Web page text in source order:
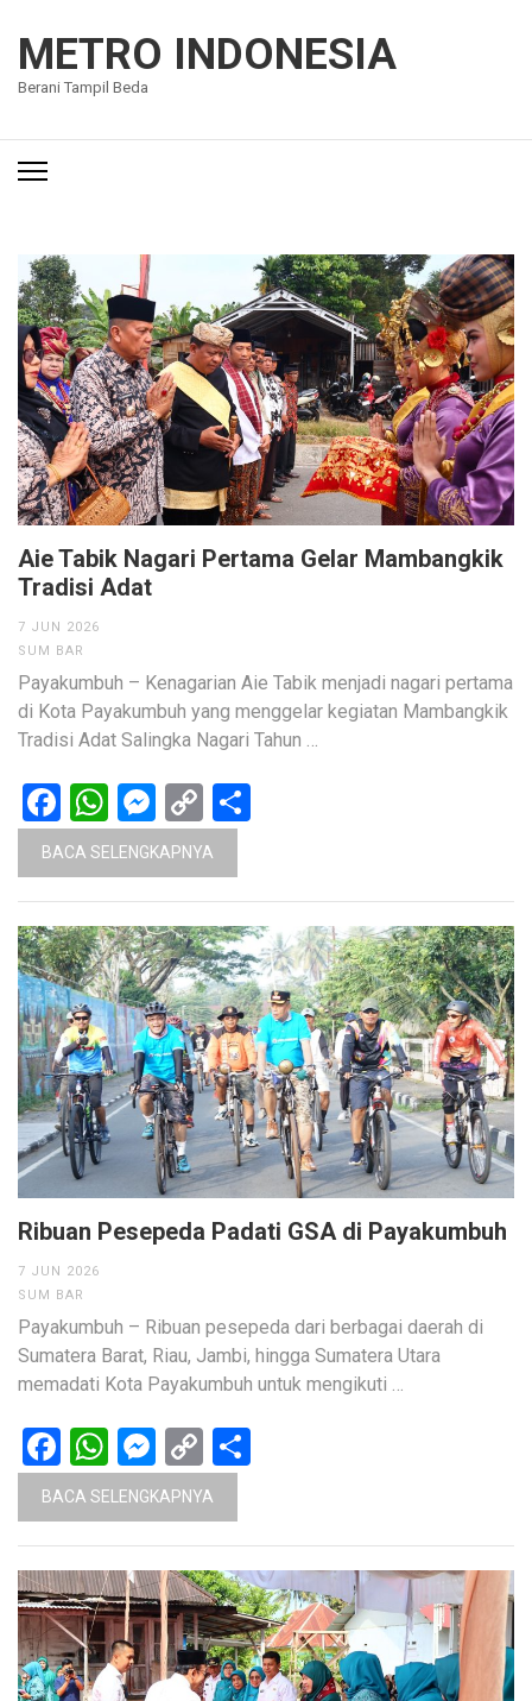
konten
(Tekan
METRO INDONESIA
Berani Tampil Beda
Aie Tabik Nagari Pertama Gelar Mambangkik
Tradisi Adat
7 JUN 2026
SUM BAR
Payakumbuh – Kenagarian Aie Tabik menjadi nagari pertama
di Kota Payakumbuh yang menggelar kegiatan Mambangkik
Tradisi Adat Salingka Nagari Tahun …
Facebook
WhatsApp
Messenger
Copy
Link
BACA SELENGKAPNYA
Ribuan Pesepeda Padati GSA di Payakumbuh
7 JUN 2026
SUM BAR
Payakumbuh – Ribuan pesepeda dari berbagai daerah di
Sumatera Barat, Riau, Jambi, hingga Sumatera Utara
memadati Kota Payakumbuh untuk mengikuti …
Facebook
WhatsApp
Messenger
Copy
Link
BACA SELENGKAPNYA